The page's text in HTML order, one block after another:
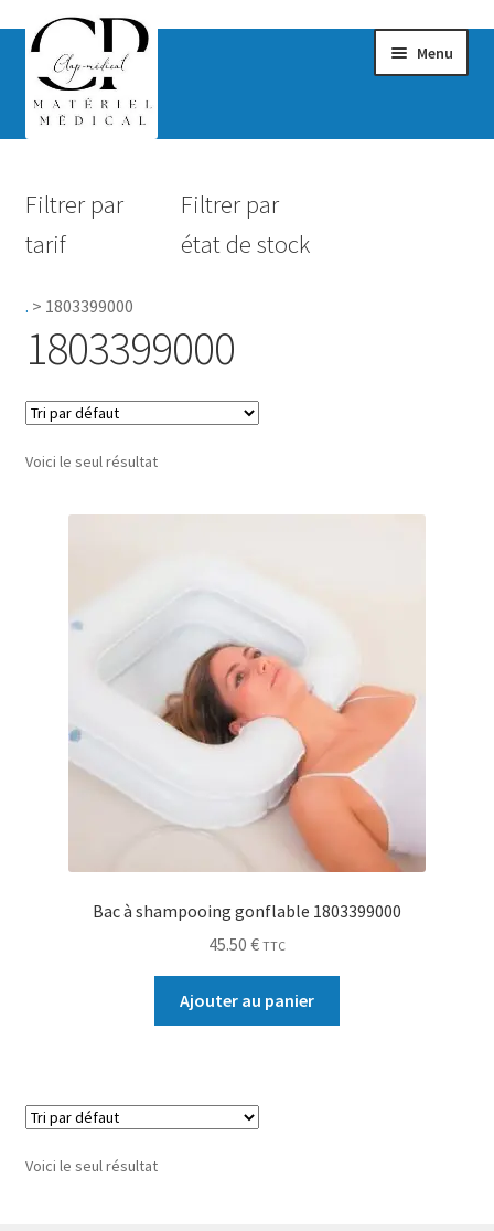
Menu
Hygiène
Accessoires Salle de bain
0.00 €
Filtrer par
tarif
Filtrer par
état de stock
. > 1803399000
1803399000
Voici le seul résultat
Bac à shampooing gonflable 1803399000
45.50 € TTC
Ajouter au panier
Voici le seul résultat